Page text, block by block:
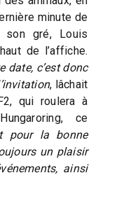
minute de
son gré, Louis
de l’affiche.
date, c’est donc
, lâchait
qui roulera à
ce
pour la bonne
un plaisir
ainsi